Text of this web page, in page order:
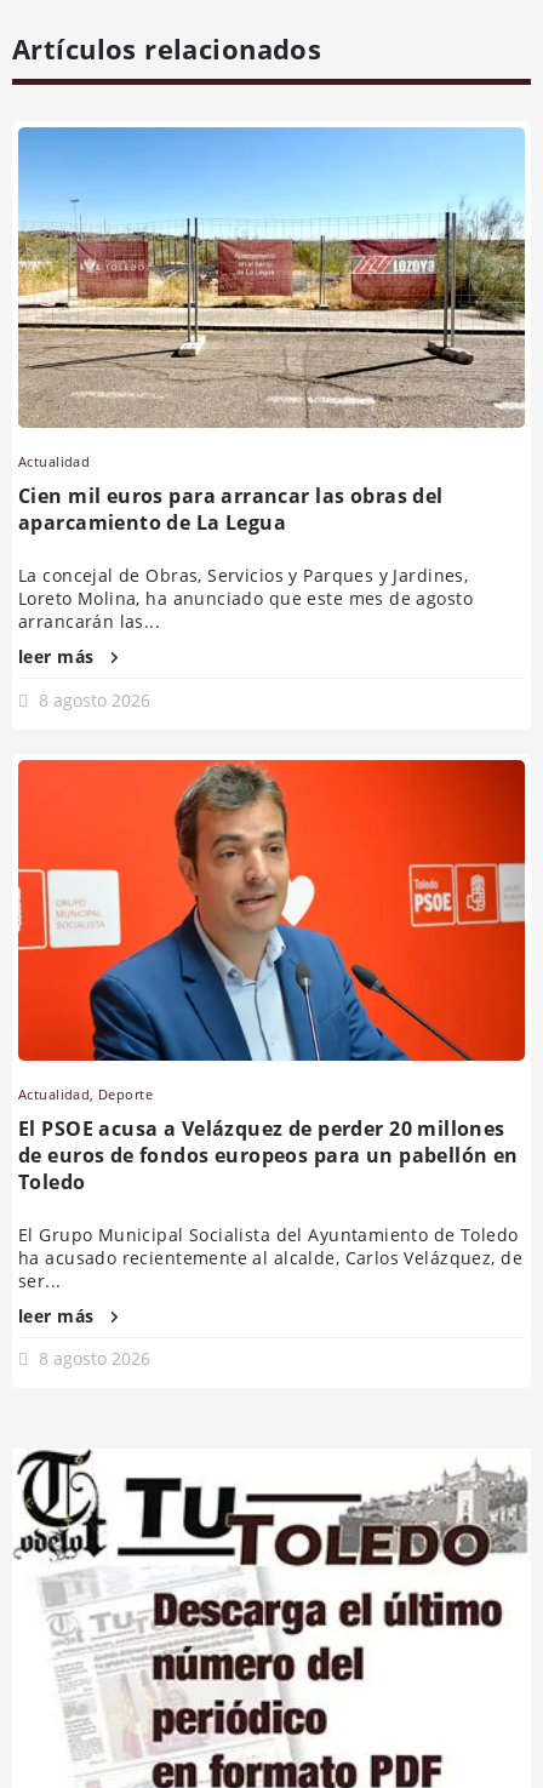
Artículos relacionados
Actualidad
Cien mil euros para arrancar las obras del
aparcamiento de La Legua
La concejal de Obras, Servicios y Parques y Jardines,
Loreto Molina, ha anunciado que este mes de agosto
arrancarán las...
leer más
8 agosto 2026
Actualidad, Deporte
El PSOE acusa a Velázquez de perder 20 millones
de euros de fondos europeos para un pabellón en
Toledo
El Grupo Municipal Socialista del Ayuntamiento de Toledo
ha acusado recientemente al alcalde, Carlos Velázquez, de
ser...
leer más
8 agosto 2026